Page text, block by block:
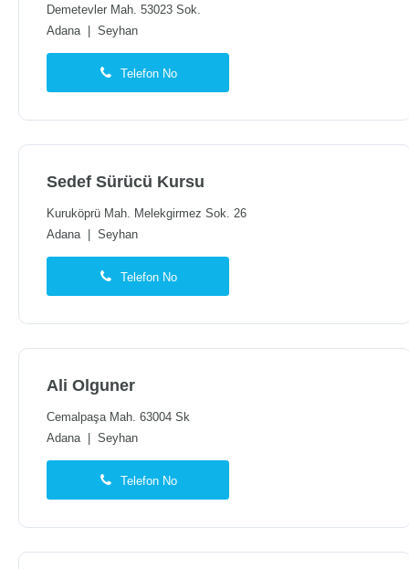
Demetevler Mah. 53023 Sok.
Adana| Seyhan
Telefon No
Sedef Sürücü Kursu
Kuruköprü Mah. Melekgirmez Sok. 26
Adana| Seyhan
Telefon No
Ali Olguner
Cemalpaşa Mah. 63004 Sk
Adana| Seyhan
Telefon No